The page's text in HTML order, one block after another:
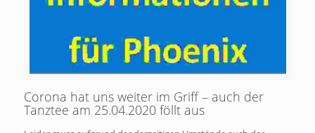
Corona hat uns weiter im Griff – auch der
Tanztee am 25.04.2020 föllt aus